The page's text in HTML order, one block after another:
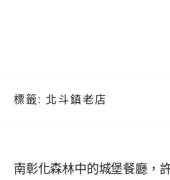
標籤: 北斗鎮老店
南彰化森林中的城堡餐廳，